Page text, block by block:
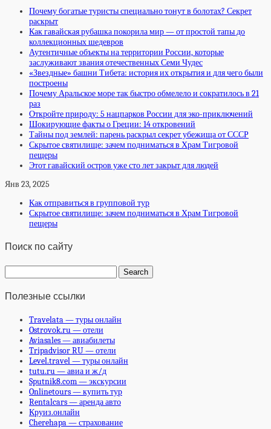
Почему богатые туристы специально тонут в болотах? Секрет
раскрыт
Как гавайская рубашка покорила мир — от простой тапы до
коллекционных шедевров
Аутентичные объекты на территории России, которые
заслуживают звания отечественных Семи Чудес
«Звездные» башни Тибета: история их открытия и для чего были
построены
Почему Аральское море так быстро обмелело и сократилось в 21
раз
Откройте природу: 5 нацпарков России для эко-приключений
Шокирующие факты о Греции: 14 откровений
Тайны под землей: парень раскрыл секрет убежища от СССР
Скрытое святилище: зачем подниматься в Храм Тигровой
пещеры
Этот гавайский остров уже сто лет закрыт для людей
Янв 23, 2025
Как отправиться в групповой тур
Скрытое святилище: зачем подниматься в Храм Тигровой
пещеры
Поиск по сайту
Полезные ссылки
Travelata — туры онлайн
Ostrovok.ru — отели
Aviasales — авиабилеты
Tripadvisor RU — отели
Level.travel — туры онлайн
tutu.ru — авиа и ж/д
Sputnik8.com — экскурсии
Onlinetours — купить тур
Rentalcars — аренда авто
Круиз.онлайн
Cherehapa — страхование